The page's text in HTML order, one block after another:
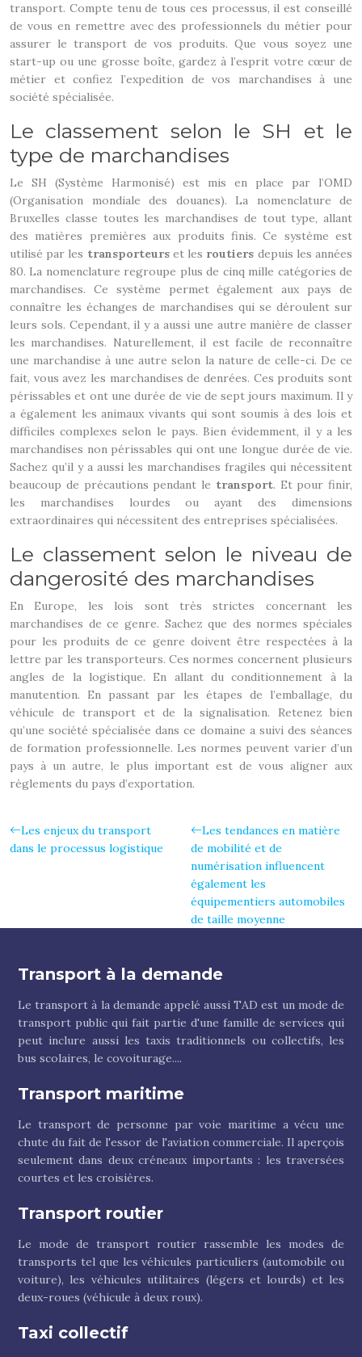
transport. Compte tenu de tous ces processus, il est conseillé
de vous en remettre avec des professionnels du métier pour
assurer le transport de vos produits. Que vous soyez une
start-up ou une grosse boîte, gardez à l’esprit votre cœur de
métier et confiez l’expedition de vos marchandises à une
société spécialisée.
Le classement selon le SH et le
type de marchandises
Le SH (Système Harmonisé) est mis en place par l’OMD
(Organisation mondiale des douanes). La nomenclature de
Bruxelles classe toutes les marchandises de tout type, allant
des matières premières aux produits finis. Ce système est
utilisé par les transporteurs et les routiers depuis les années
80. La nomenclature regroupe plus de cinq mille catégories de
marchandises. Ce système permet également aux pays de
connaître les échanges de marchandises qui se déroulent sur
leurs sols. Cependant, il y a aussi une autre manière de classer
les marchandises. Naturellement, il est facile de reconnaître
une marchandise à une autre selon la nature de celle-ci. De ce
fait, vous avez les marchandises de denrées. Ces produits sont
périssables et ont une durée de vie de sept jours maximum. Il y
a également les animaux vivants qui sont soumis à des lois et
difficiles complexes selon le pays. Bien évidemment, il y a les
marchandises non périssables qui ont une longue durée de vie.
Sachez qu’il y a aussi les marchandises fragiles qui nécessitent
beaucoup de précautions pendant le transport. Et pour finir,
les marchandises lourdes ou ayant des dimensions
extraordinaires qui nécessitent des entreprises spécialisées.
Le classement selon le niveau de
dangerosité des marchandises
En Europe, les lois sont très strictes concernant les
marchandises de ce genre. Sachez que des normes spéciales
pour les produits de ce genre doivent être respectées à la
lettre par les transporteurs. Ces normes concernent plusieurs
angles de la logistique. En allant du conditionnement à la
manutention. En passant par les étapes de l’emballage, du
véhicule de transport et de la signalisation. Retenez bien
qu’une société spécialisée dans ce domaine a suivi des séances
de formation professionnelle. Les normes peuvent varier d’un
pays à un autre, le plus important est de vous aligner aux
règlements du pays d’exportation.
Les enjeux du transport
dans le processus logistique
Les tendances en matière
de mobilité et de
numérisation influencent
également les
équipementiers automobiles
de taille moyenne
Transport à la demande
Le transport à la demande appelé aussi TAD est un mode de
transport public qui fait partie d'une famille de services qui
peut inclure aussi les taxis traditionnels ou collectifs, les
bus scolaires, le covoiturage....
Transport maritime
Le transport de personne par voie maritime a vécu une
chute du fait de l'essor de l'aviation commerciale. Il aperçois
seulement dans deux créneaux importants : les traversées
courtes et les croisières.
Transport routier
Le mode de transport routier rassemble les modes de
transports tel que les véhicules particuliers (automobile ou
voiture), les véhicules utilitaires (légers et lourds) et les
deux-roues (véhicule à deux roux).
Taxi collectif